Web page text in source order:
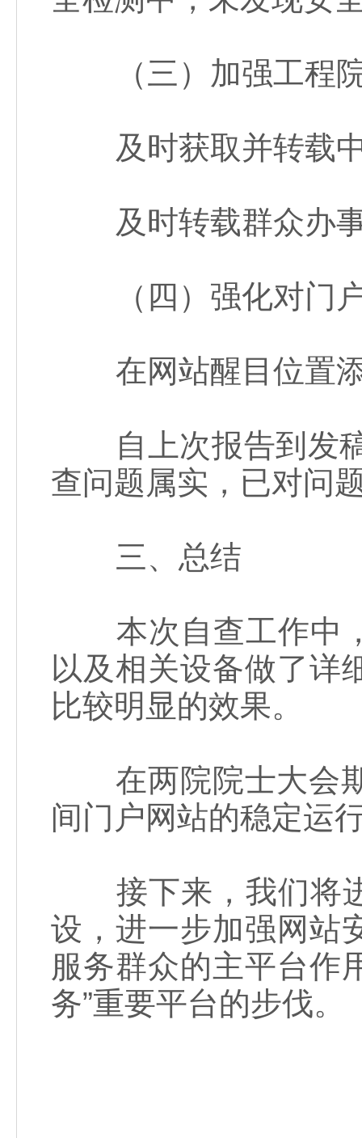
（三）加强工程院
及时获取并转载中
及时转载群众办事
（四）强化对门户
在网站醒目位置添
自上次报告到发稿
查问题属实，已对问
三、总结
本次自查工作中，
以及相关设备做了详
比较明显的效果。
在两院院士大会期
间门户网站的稳定运
接下来，我们将进
设，进一步加强网站
服务群众的主平台作
务”重要平台的步伐。